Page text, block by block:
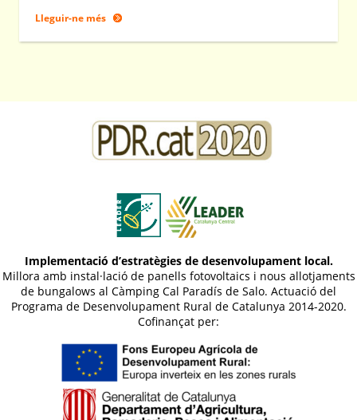
Lleguir-ne més
Implementació d’estratègies de desenvolupament local.
Millora amb instal·lació de panells fotovoltaics i nous allotjaments
de bungalows al Càmping Cal Paradís de Salo. Actuació del
Programa de Desenvolupament Rural de Catalunya 2014-2020.
Cofinançat per: